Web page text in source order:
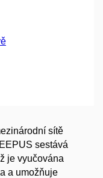
sítě
sestává
je vyučována
a umožňuje